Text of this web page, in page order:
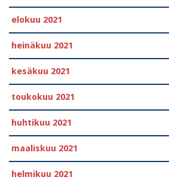
elokuu 2021
heinäkuu 2021
kesäkuu 2021
toukokuu 2021
huhtikuu 2021
maaliskuu 2021
helmikuu 2021